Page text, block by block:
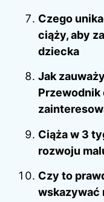
Czego
ciąży, aby
dziecka
Jak
Przewodnik
Ciąża w 3
rozwoju
Czy to
wskazywać